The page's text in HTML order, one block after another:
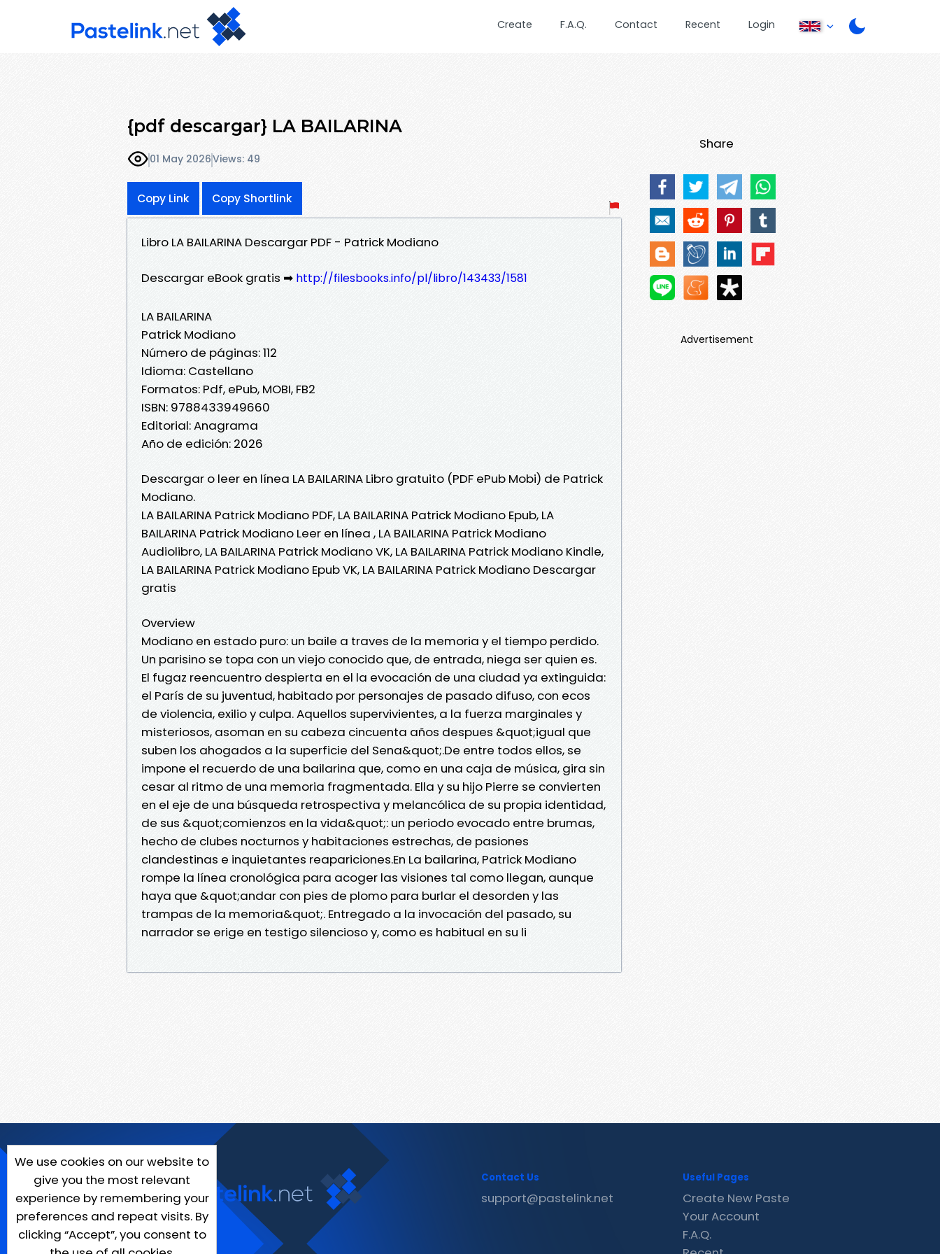
Create F.A.Q. Contact Recent Login
{pdf descargar} LA BAILARINA
01 May 2026Views: 49
Copy Link Copy Shortlink
Libro LA BAILARINA Descargar PDF - Patrick Modiano
Descargar eBook gratis ➡ http://filesbooks.info/pl/libro/143433/1581
LA BAILARINA
Patrick Modiano
Número de páginas: 112
Idioma: Castellano
Formatos: Pdf, ePub, MOBI, FB2
ISBN: 9788433949660
Editorial: Anagrama
Año de edición: 2026
Descargar o leer en línea LA BAILARINA Libro gratuito (PDF ePub Mobi) de Patrick
Modiano.
LA BAILARINA Patrick Modiano PDF, LA BAILARINA Patrick Modiano Epub, LA
BAILARINA Patrick Modiano Leer en línea , LA BAILARINA Patrick Modiano
Audiolibro, LA BAILARINA Patrick Modiano VK, LA BAILARINA Patrick Modiano Kindle,
LA BAILARINA Patrick Modiano Epub VK, LA BAILARINA Patrick Modiano Descargar
gratis
Overview
Modiano en estado puro: un baile a traves de la memoria y el tiempo perdido.
Un parisino se topa con un viejo conocido que, de entrada, niega ser quien es.
El fugaz reencuentro despierta en el la evocación de una ciudad ya extinguida:
el París de su juventud, habitado por personajes de pasado difuso, con ecos
de violencia, exilio y culpa. Aquellos supervivientes, a la fuerza marginales y
misteriosos, asoman en su cabeza cincuenta años despues &quot;igual que
suben los ahogados a la superficie del Sena&quot;.De entre todos ellos, se
impone el recuerdo de una bailarina que, como en una caja de música, gira sin
cesar al ritmo de una memoria fragmentada. Ella y su hijo Pierre se convierten
en el eje de una búsqueda retrospectiva y melancólica de su propia identidad,
de sus &quot;comienzos en la vida&quot;: un periodo evocado entre brumas,
hecho de clubes nocturnos y habitaciones estrechas, de pasiones
clandestinas e inquietantes reapariciones.En La bailarina, Patrick Modiano
rompe la línea cronológica para acoger las visiones tal como llegan, aunque
haya que &quot;andar con pies de plomo para burlar el desorden y las
trampas de la memoria&quot;. Entregado a la invocación del pasado, su
narrador se erige en testigo silencioso y, como es habitual en su li
Share
Advertisement
We use cookies on our website to
give you the most relevant
experience by remembering your
preferences and repeat visits. By
clicking “Accept”, you consent to
Contact Us
support@pastelink.net
Useful Pages
Create New Paste
Your Account
F.A.Q.